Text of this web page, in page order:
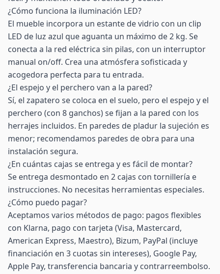
¿Cómo funciona la iluminación LED?
El mueble incorpora un estante de vidrio con un clip
LED de luz azul que aguanta un máximo de 2 kg. Se
conecta a la red eléctrica sin pilas, con un interruptor
manual on/off. Crea una atmósfera sofisticada y
acogedora perfecta para tu entrada.
¿El espejo y el perchero van a la pared?
Sí, el zapatero se coloca en el suelo, pero el espejo y el
perchero (con 8 ganchos) se fijan a la pared con los
herrajes incluidos. En paredes de pladur la sujeción es
menor; recomendamos paredes de obra para una
instalación segura.
¿En cuántas cajas se entrega y es fácil de montar?
Se entrega desmontado en 2 cajas con tornillería e
instrucciones. No necesitas herramientas especiales.
¿Cómo puedo pagar?
Aceptamos varios métodos de pago: pagos flexibles
con Klarna, pago con tarjeta (Visa, Mastercard,
American Express, Maestro), Bizum, PayPal (incluye
financiación en 3 cuotas sin intereses), Google Pay,
Apple Pay, transferencia bancaria y contrarreembolso.